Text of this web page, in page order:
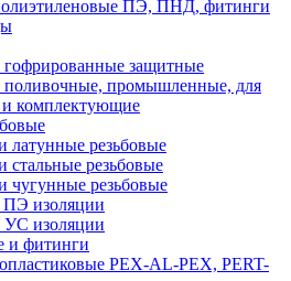
ПЭ, ПНД, фитинги
защитные
промышленные, для
и комплектующие
латунные резьбовые
стальные резьбовые
чугунные резьбовые
изоляции
изоляции
и фитинги
PEX-AL-PEX, PERT-